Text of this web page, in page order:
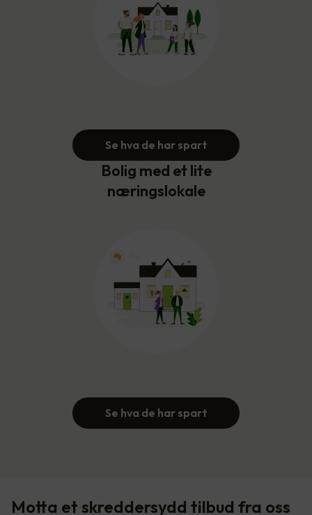
Se hva de har spart
Bolig med et lite
næringslokale
Se hva de har spart
Motta et skreddersydd tilbud fra oss